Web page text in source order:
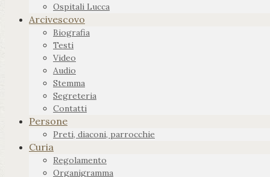
Ospitali Lucca
Arcivescovo
Biografia
Testi
Video
Audio
Stemma
Segreteria
Contatti
Persone
Preti, diaconi, parrocchie
Curia
Regolamento
Organigramma